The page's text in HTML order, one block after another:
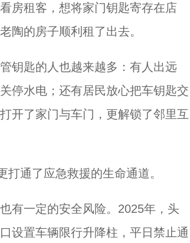
房租客，想将家门钥匙寄存在店
陶的房子顺利租了出去。
匙的人也越来越多：有人出远
停水电；还有居民放心把车钥匙交
开了家门与车门，更解锁了邻里互
通了应急救援的生命通道。
一定的安全风险。2025年，头
设置车辆限行升降柱，平日禁止通